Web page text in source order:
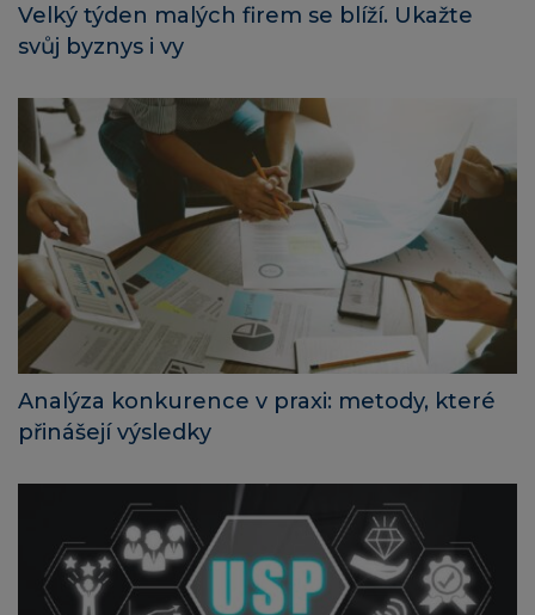
Velký týden malých firem se blíží. Ukažte
svůj byznys i vy
Analýza konkurence v praxi: metody, které
přinášejí výsledky